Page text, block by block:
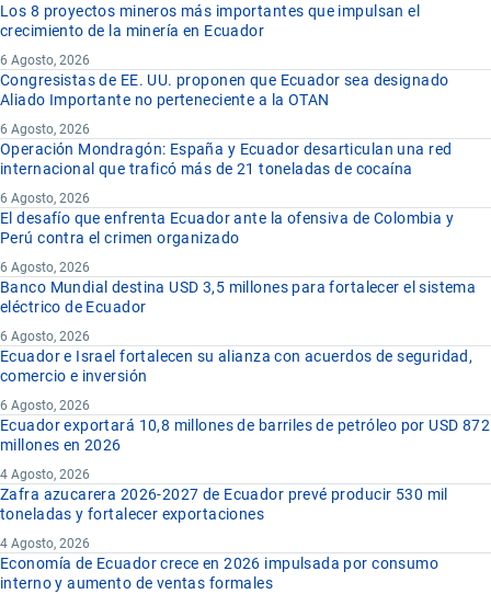
Los 8 proyectos mineros más importantes que impulsan el
crecimiento de la minería en Ecuador
6 Agosto, 2026
Congresistas de EE. UU. proponen que Ecuador sea designado
Aliado Importante no perteneciente a la OTAN
6 Agosto, 2026
Operación Mondragón: España y Ecuador desarticulan una red
internacional que traficó más de 21 toneladas de cocaína
6 Agosto, 2026
El desafío que enfrenta Ecuador ante la ofensiva de Colombia y
Perú contra el crimen organizado
6 Agosto, 2026
Banco Mundial destina USD 3,5 millones para fortalecer el sistema
eléctrico de Ecuador
6 Agosto, 2026
Ecuador e Israel fortalecen su alianza con acuerdos de seguridad,
comercio e inversión
6 Agosto, 2026
Ecuador exportará 10,8 millones de barriles de petróleo por USD 872
millones en 2026
4 Agosto, 2026
Zafra azucarera 2026-2027 de Ecuador prevé producir 530 mil
toneladas y fortalecer exportaciones
4 Agosto, 2026
Economía de Ecuador crece en 2026 impulsada por consumo
interno y aumento de ventas formales